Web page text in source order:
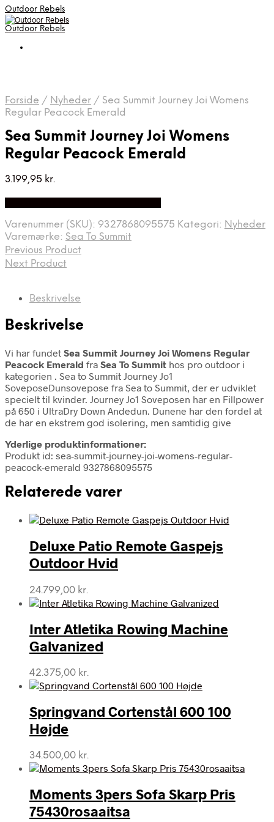
Outdoor Rebels
Outdoor Rebels
Forside / Nyheder / Sea Summit Journey Joi Womens
Regular Peacock Emerald
Sea Summit Journey Joi Womens
Regular Peacock Emerald
3.199,95 kr.
Varenummer (SKU): 9327868095575 Kategori: Nyheder
Varemærke: Sea To Summit
Previous Product
Next Product
Beskrivelse
Beskrivelse
Vi har fundet Sea Summit Journey Joi Womens Regular
Peacock Emerald fra Sea To Summit hos pro outdoor i
kategorien . Sea to Summit Journey Jo1
SoveposeDunsovepose fra Sea to Summit, der er udviklet
specielt til kvinder. Journey Jo1 Soveposen har en Fillpower
på 650 i UltraDry Down Andedun. Dunene har den fordel at
de har en ekstrem god isolering, men samtidig give
Yderlige produktinformationer:
Produkt id: sea-summit-journey-joi-womens-regular-
peacock-emerald 9327868095575
Relaterede varer
Deluxe Patio Remote Gaspejs
Outdoor Hvid
24.799,00 kr.
Inter Atletika Rowing Machine
Galvanized
42.375,00 kr.
Springvand Cortenstål 600 100
Højde
34.500,00 kr.
Moments 3pers Sofa Skarp Pris
75430rosaaitsa